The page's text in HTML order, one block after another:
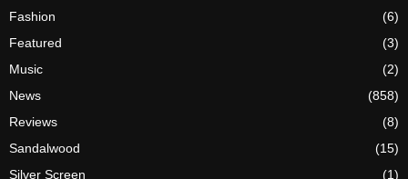
Fashion
(6)
Featured
(3)
Music
(2)
News
(858)
Reviews
(8)
Sandalwood
(15)
Silver Screen
(1)